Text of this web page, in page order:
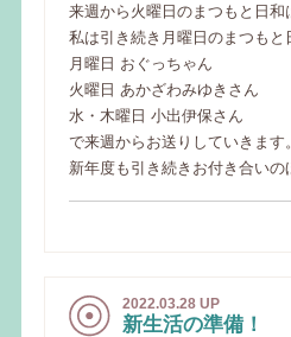
来週から火曜日のまつもと日
私は引き続き月曜日のまつもと
月曜日 おぐっちゃん
火曜日 あかざわみゆきさん
水・木曜日 小出伊保さん
で来週からお送りしていきます。
新年度も引き続きお付き合い
2022.03.28 UP
新生活の準備！